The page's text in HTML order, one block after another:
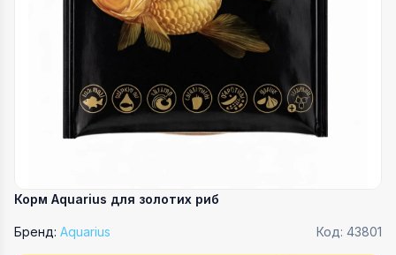
Корм Aquarius для золотих риб
Бренд: Aquarius Код: 43801